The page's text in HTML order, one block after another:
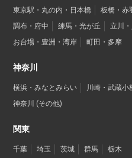
東京駅・丸の内・日本橋
板橋・赤
調布・府中
練馬・光が丘 立川
お台場・豊洲・湾岸
町田・多摩
神奈川
横浜・みなとみらい 川崎・武蔵小
神奈川 (その他)
関東
千葉 埼玉 茨城 群馬 栃木